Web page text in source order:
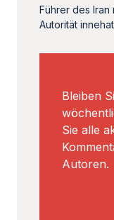
Führer des
Autorität
Bleiben
Sie alle
Autoren.